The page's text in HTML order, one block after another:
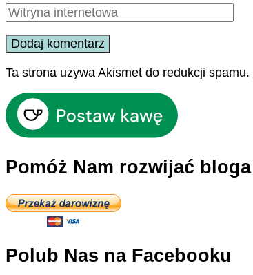
Ta strona używa Akismet do redukcji spamu.
Pomóż Nam rozwijać bloga
Polub Nas na Facebooku